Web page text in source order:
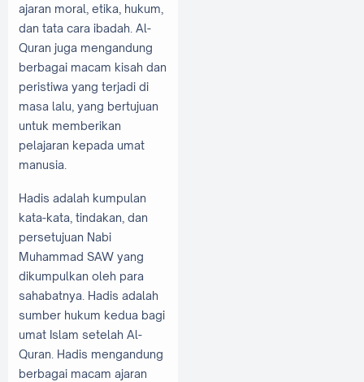
ajaran moral, etika, hukum,
dan tata cara ibadah. Al-
Quran juga mengandung
berbagai macam kisah dan
peristiwa yang terjadi di
masa lalu, yang bertujuan
untuk memberikan
pelajaran kepada umat
manusia.
Hadis adalah kumpulan
kata-kata, tindakan, dan
persetujuan Nabi
Muhammad SAW yang
dikumpulkan oleh para
sahabatnya. Hadis adalah
sumber hukum kedua bagi
umat Islam setelah Al-
Quran. Hadis mengandung
berbagai macam ajaran